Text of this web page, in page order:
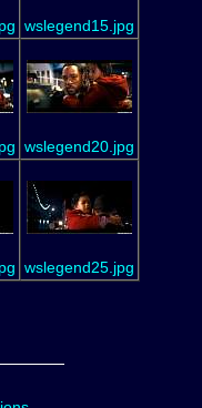
wslegend15.jpg
wslegend20.jpg
wslegend25.jpg